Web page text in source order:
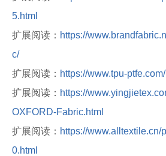
5.html
扩展阅读： https://
c/
扩展阅读： https://www.tpu-
扩展阅读： https://
OXFORD-Fabric.html
扩展阅读： https://www.alltextile.cn/
0.html